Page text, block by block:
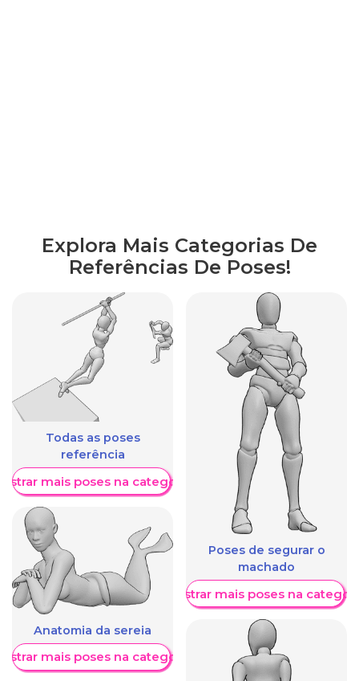
Explora Mais Categorias De
Referências De Poses!
Todas as poses
referência
mais poses na categoria
Anatomia da sereia
mais poses na categoria
Poses de segurar o
machado
Mostrar mais poses na